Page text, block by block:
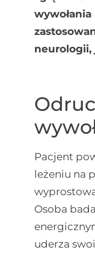
neurologii,
Pacjent
leżeniu na
Osoba
uderza